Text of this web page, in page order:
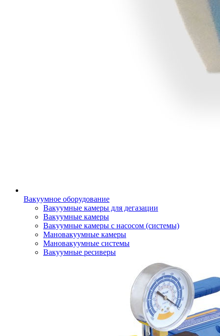
Вакуумное оборудование
Вакуумные камеры для дегазации
Вакуумные камеры
Вакуумные камеры с насосом (системы)
Мановакуумные камеры
Мановакуумные системы
Вакуумные ресиверы